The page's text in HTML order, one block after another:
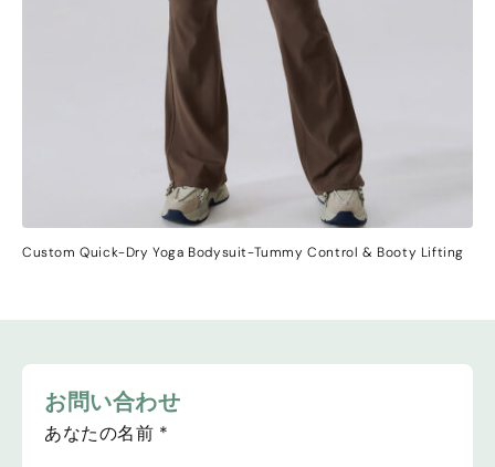
Custom Quick-Dry Yoga Bodysuit-Tummy Control & Booty Lifting
お問い合わせ
あなたの名前 *